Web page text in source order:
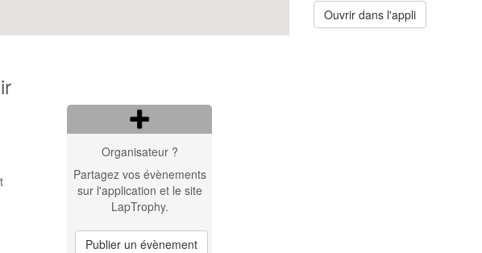
Ouvrir dans l'appli
Organisateur ?
Partagez vos évènements
sur l'application et le site
LapTrophy.
Publier un évènement